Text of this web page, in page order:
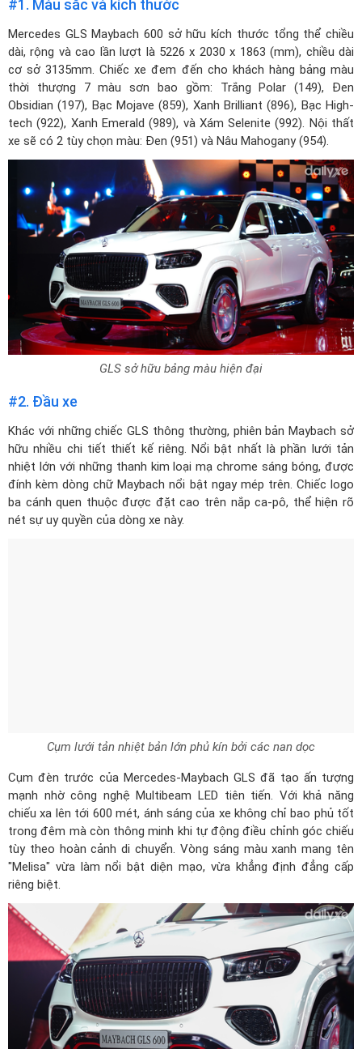
#1. Màu sắc và kích thước
Mercedes GLS Maybach 600 sở hữu kích thước tổng thể chiều
dài, rộng và cao lần lượt là 5226 x 2030 x 1863 (mm), chiều dài
cơ sở 3135mm. Chiếc xe đem đến cho khách hàng bảng màu
thời thượng 7 màu sơn bao gồm: Trắng Polar (149), Đen
Obsidian (197), Bạc Mojave (859), Xanh Brilliant (896), Bạc High-
tech (922), Xanh Emerald (989), và Xám Selenite (992). Nội thất
xe sẽ có 2 tùy chọn màu: Đen (951) và Nâu Mahogany (954).
GLS sở hữu bảng màu hiện đại
#2. Đầu xe
Khác với những chiếc GLS thông thường, phiên bản Maybach sở
hữu nhiều chi tiết thiết kế riêng. Nổi bật nhất là phần lưới tản
nhiệt lớn với những thanh kim loại mạ chrome sáng bóng, được
đính kèm dòng chữ Maybach nổi bật ngay mép trên. Chiếc logo
ba cánh quen thuộc được đặt cao trên nắp ca-pô, thể hiện rõ
nét sự uy quyền của dòng xe này.
Cụm lưới tản nhiệt bản lớn phủ kín bởi các nan dọc
Cụm đèn trước của Mercedes-Maybach GLS đã tạo ấn tượng
mạnh nhờ công nghệ Multibeam LED tiên tiến. Với khả năng
chiếu xa lên tới 600 mét, ánh sáng của xe không chỉ bao phủ tốt
trong đêm mà còn thông minh khi tự động điều chỉnh góc chiếu
tùy theo hoàn cảnh di chuyển. Vòng sáng màu xanh mang tên
"Melisa" vừa làm nổi bật diện mạo, vừa khẳng định đẳng cấp
riêng biệt.